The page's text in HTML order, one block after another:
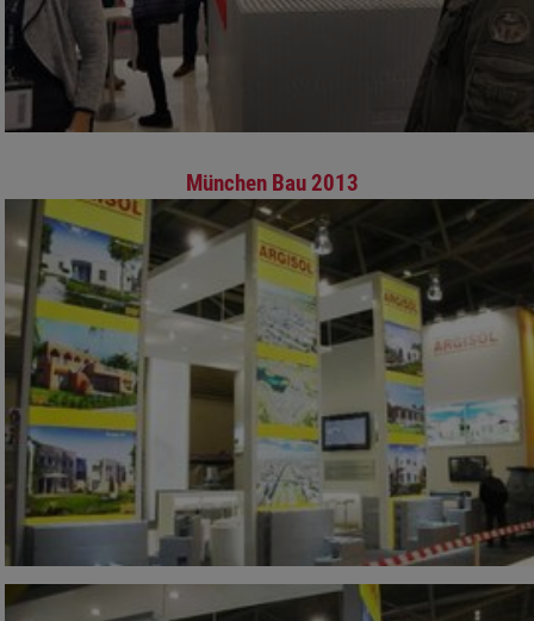
München Bau 2013